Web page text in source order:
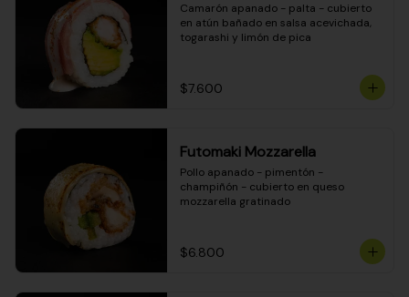
Camarón apanado - palta - cubierto
en atún bañado en salsa acevichada,
togarashi y limón de pica
$7.600
Futomaki Mozzarella
Pollo apanado - pimentón -
champiñón - cubierto en queso
mozzarella gratinado
$6.800